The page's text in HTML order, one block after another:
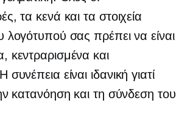
τα κενά και τα στοιχεία
λογότυπού σας πρέπει να είναι
κεντραρισμένα και
είναι ιδανική γιατί
κατανόηση και τη σύνδεση του